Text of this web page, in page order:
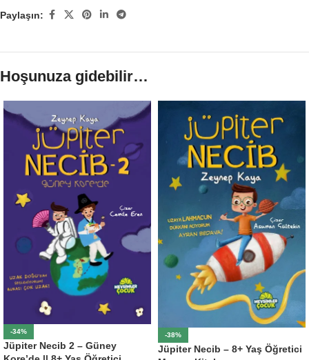
Paylaşın:
Hoşunuza gidebilir…
-34%
Jüpiter Necib 2 – Güney
-38%
Jüpiter Necib – 8+ Yaş Öğretici